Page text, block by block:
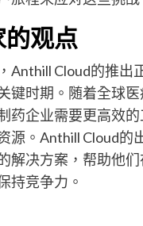
观点
Anthill Cloud的推出
键时期。随着全球
药企业需要更高效
源。Anthill Cloud的
解决方案，帮助他
持竞争力。